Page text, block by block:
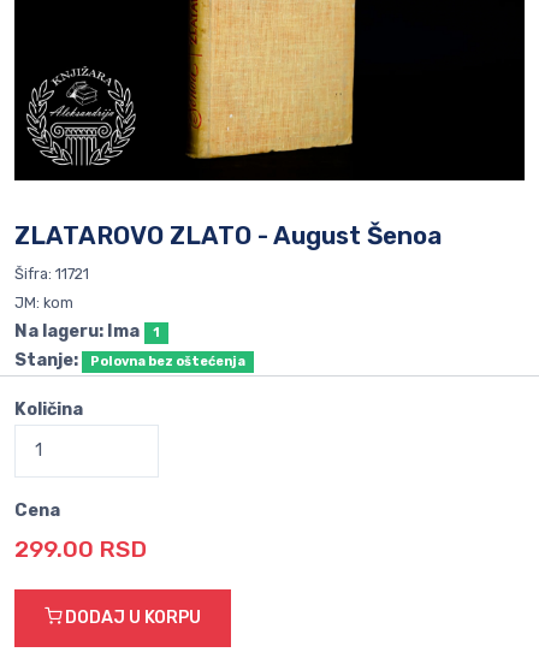
ZLATAROVO ZLATO - August Šenoa
Šifra: 11721
JM: kom
Na lageru: Ima 1
Stanje: Polovna bez oštećenja
Količina
Cena
299.00 RSD
DODAJ U KORPU